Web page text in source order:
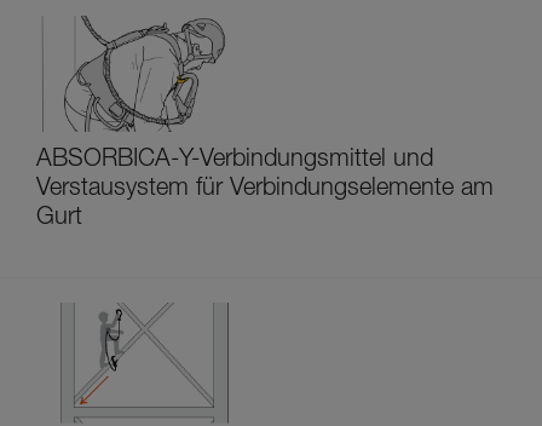
ABSORBICA-Y-Verbindungsmittel und
Verstausystem für Verbindungselemente am
Gurt